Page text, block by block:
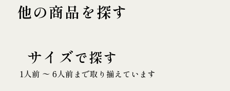
他の商品を探す
サイズで探す
1人前 〜 6人前まで取り揃えています